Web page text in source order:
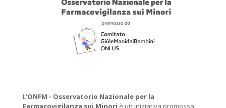
L'ONFM - Osservatorio Nazionale per la